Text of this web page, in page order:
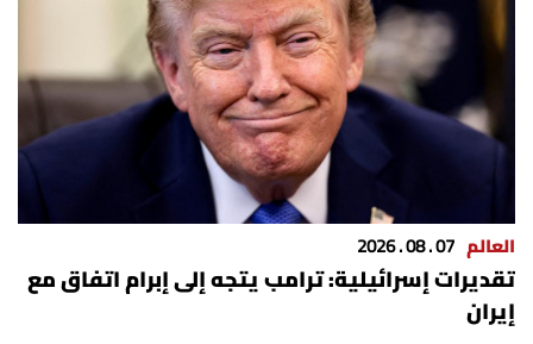
العالم 07 . 08 . 2026
تقديرات إسرائيلية: ترامب يتجه إلى إبرام اتفاق مع
إيران